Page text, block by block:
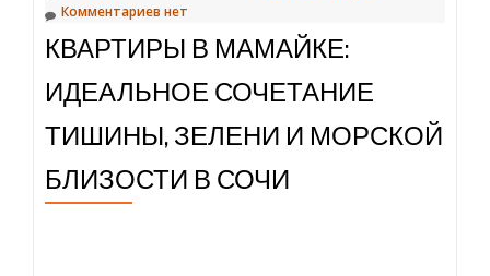
Комментариев нет
КВАРТИРЫ В МАМАЙКЕ:
ИДЕАЛЬНОЕ СОЧЕТАНИЕ
ТИШИНЫ, ЗЕЛЕНИ И МОРСКОЙ
БЛИЗОСТИ В СОЧИ